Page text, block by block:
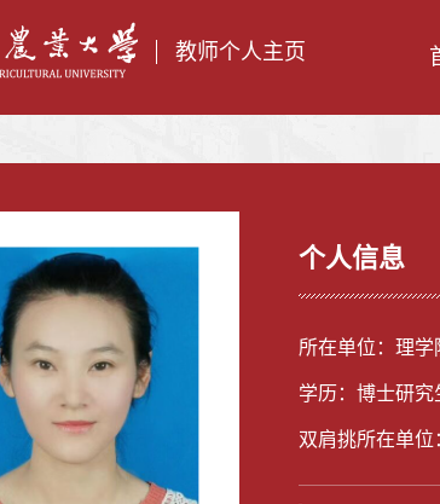
教师个人主页
个人信息
所在单位：理学
学历：博士研究
双肩挑所在单位